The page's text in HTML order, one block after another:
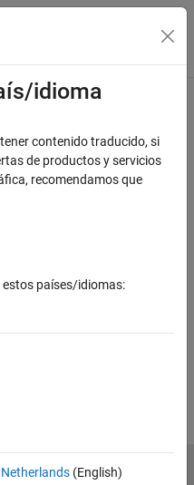
de navegación
esta traducción?
idioma
contenido traducido, si
de productos y servicios
recomendamos que
estos países/idiomas:
Netherlands(English)